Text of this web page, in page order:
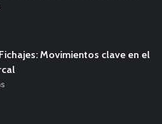
Movimientos clave en el